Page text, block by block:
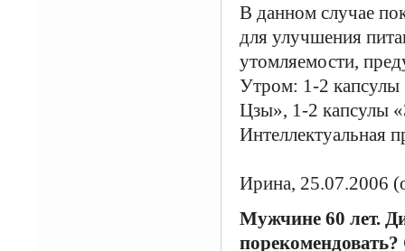
В данном случае
для улучшения
утомляемости,
Утром: 1-2
Цзы», 1-2 капсулы
Интеллектуальная
Ирина, 25.07.2006
Мужчине 60 лет.